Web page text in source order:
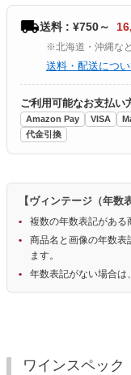
送料 : ¥750～
※北海道・沖縄な
送料・配送につ
ご利用可能なお支払い
Amazon Pay VISA
代金引換
【ヴィンテージ（年数
複数の年数表記がある
商品名と画像の年数表
ます。
年数表記がない場合は、
ワインスペック